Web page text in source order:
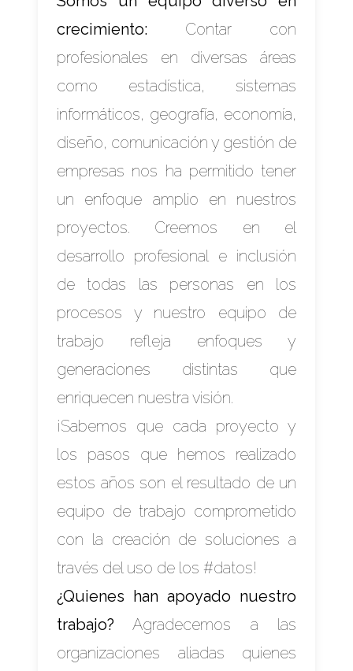
crecimiento: Contar con
profesionales en diversas áreas
como estadística, sistemas
informáticos, geografía, economía,
diseño, comunicación y gestión de
empresas nos ha permitido tener
un enfoque amplio en nuestros
proyectos. Creemos en el
desarrollo profesional e inclusión
de todas las personas en los
procesos y nuestro equipo de
trabajo refleja enfoques y
generaciones distintas que
enriquecen nuestra visión.
¡Sabemos que cada proyecto y
los pasos que hemos realizado
estos años son el resultado de un
equipo de trabajo comprometido
con la creación de soluciones a
través del uso de los #datos!
¿Quienes han apoyado nuestro
trabajo? Agradecemos a las
organizaciones aliadas quienes